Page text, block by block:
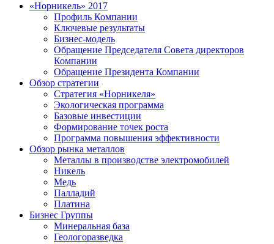
«Норникель» 2017
Профиль Компании
Ключевые результаты
Бизнес-модель
Обращение Председателя Совета директоров
Компании
Обращение Президента Компании
Обзор стратегии
Стратегия «Норникеля»
Экологическая программа
Базовые инвестиции
Формирование точек роста
Программа повышения эффективности
Обзор рынка металлов
Металлы в производстве электромобилей
Никель
Медь
Палладий
Платина
Бизнес Группы
Минеральная база
Геологоразведка